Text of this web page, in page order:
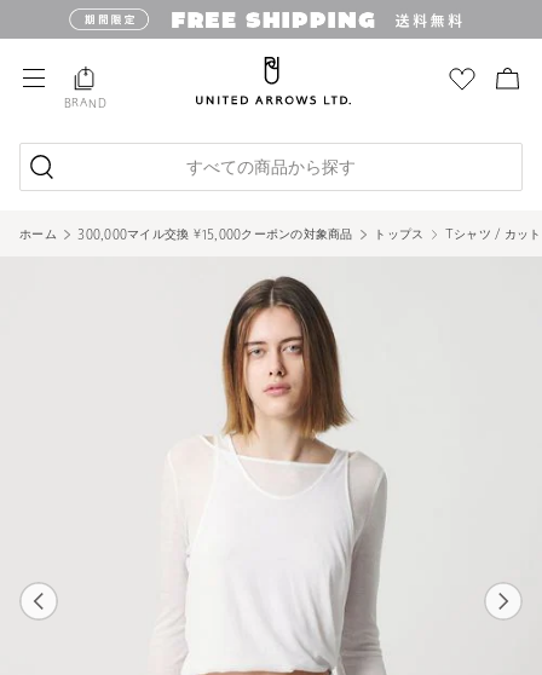
BRAND
すべての商品から探す
ホーム 300,000マイル交換 ¥15,000クーポンの対象商品 トップス Tシャツ / カッ